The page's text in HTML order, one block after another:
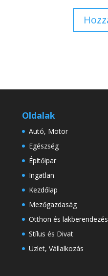
Oldalak
Autó, Motor
Egészség
Építőipar
Ingatlan
Kezdőlap
Mezőgazdaság
Otthon és lakberendezés
Stílus és Divat
Üzlet, Vállalkozás